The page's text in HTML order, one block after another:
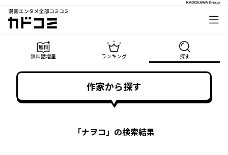
漫画エンタメ全部コミコミ
カドコミ
無料話増量 ランキング 探す
作家から探す
「ナヲコ」の検索結果